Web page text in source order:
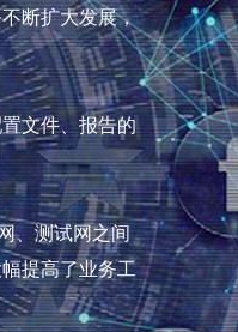
断扩大发展，
文件、报告的
、测试网之间
提高了业务工